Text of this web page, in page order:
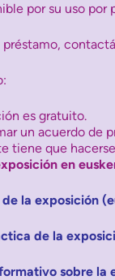
por su uso
es gratuito.
un acuerdo de
tiene que
en
la exposición
de la
sobre la